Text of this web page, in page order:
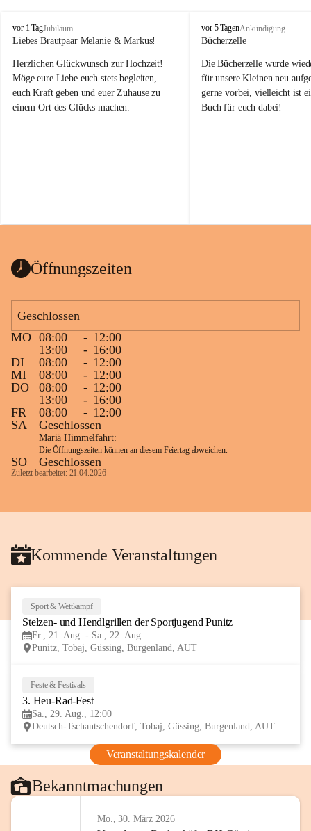
T
o
a
j
vor 1 TagJubiläum
Liebes Brautpaar Melanie & Markus!
Herzlichen Glückwunsch zur Hochzeit!
Möge eure Liebe euch stets begleiten,
euch Kraft geben und euer Zuhause zu
einem Ort des Glücks machen.
T
o
a
j
vor 5 TagenAnkündigung
Bücherzelle
Die Bücherzelle wurde
für unsere Kleinen neu
gerne vorbei, vielleicht ist
Buch für euch dabei!
Wanduhr (!) benutzt und
Öffnungszeiten
Geschlossen
MO 08:00 - 12:00
13:00
- 16:00
DI
08:00 - 12:00
MI
08:00 - 12:00
DO
08:00 - 12:00
13:00
- 16:00
FR
08:00 - 12:00
SA
Geschlossen
Mariä Himmelfahrt:
Die Öffnungszeiten können an diesem Feiertag abweichen.
SO Geschlossen
Zuletzt bearbeitet: 21.04.2026
Kommende Veranstaltungen
Sport & Wettkampf
Stelzen- und Hendlgrillen der Sportjugend Punitz
Fr., 21. Aug. - Sa., 22. Aug.
Punitz, Tobaj, Güssing, Burgenland, AUT
Feste & Festivals
3. Heu-Rad-Fest
Sa., 29. Aug., 12:00
Deutsch-Tschantschendorf, Tobaj, Güssing, Burgenland, AUT
Veranstaltungskalender
Bekanntmachungen
Mo., 30. März 2026